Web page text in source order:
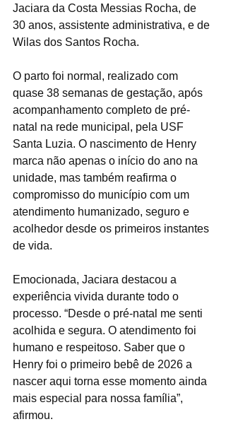
Jaciara da Costa Messias Rocha, de
30 anos, assistente administrativa, e de
Wilas dos Santos Rocha.
O parto foi normal, realizado com
quase 38 semanas de gestação, após
acompanhamento completo de pré-
natal na rede municipal, pela USF
Santa Luzia. O nascimento de Henry
marca não apenas o início do ano na
unidade, mas também reafirma o
compromisso do município com um
atendimento humanizado, seguro e
acolhedor desde os primeiros instantes
de vida.
Emocionada, Jaciara destacou a
experiência vivida durante todo o
processo. “Desde o pré-natal me senti
acolhida e segura. O atendimento foi
humano e respeitoso. Saber que o
Henry foi o primeiro bebê de 2026 a
nascer aqui torna esse momento ainda
mais especial para nossa família”,
afirmou.